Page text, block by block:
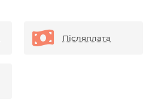
Післяплата